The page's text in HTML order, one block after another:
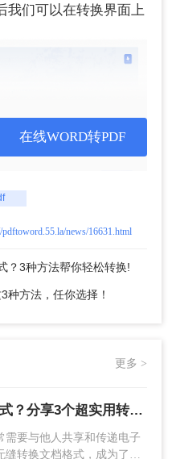
我们可以在转换界面上
换。
。
在线WORD转PDF
pdftoword.55.la/news/16631.html
？3种方法帮你轻松转换!
种方法，任你选择！
更多 >
word文档怎么转换成pdf格式？分享3个超实用转换方法！
需要与他人共享和传递电子
转换文档格式，成为了大